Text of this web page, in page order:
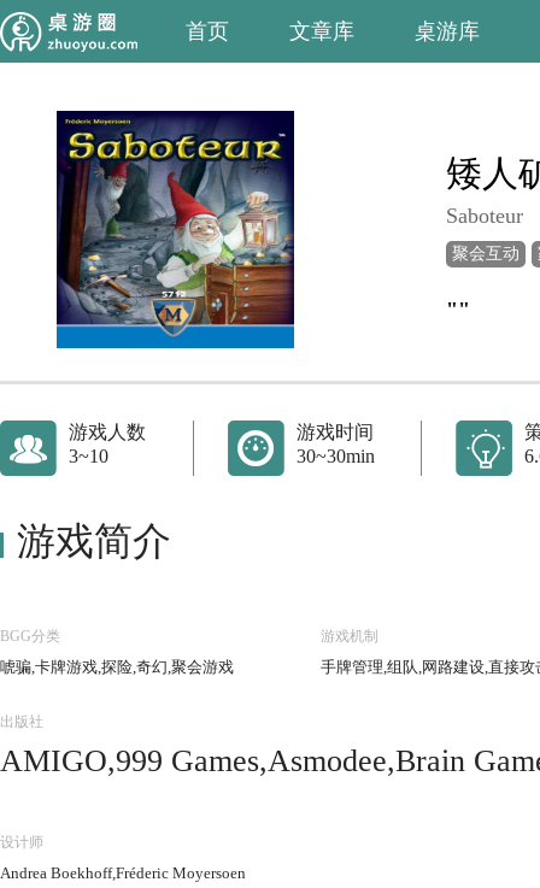
首页 文章库 桌游库
矮人
Saboteur
聚会互动
""
游戏人数
3~10
游戏时间
30~30min
游戏简介
BGG分类
唬骗,卡牌游戏,探险,奇幻,聚会游戏
游戏机制
手牌管理,组队,网路建设,直接攻
出版社
AMIGO,999 Games,Asmodee,Brain
es,Kikigagne?,Lautapelit.fi,Lifestyle
s,Meeples Cafe,Mercurio,Möbius
设计师
Andrea Boekhoff,Fréderic Moyersoen